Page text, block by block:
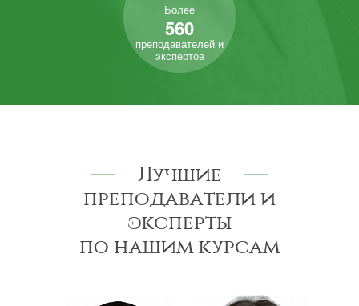
Более
560
преподавателей и
экспертов
Лучшие
преподаватели и
эксперты
по нашим курсам